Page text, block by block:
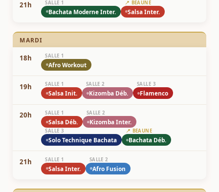
21h SALLE 1
Bachata Moderne Inter.
📍 BEAUNE
Salsa Inter.
MARDI
18h SALLE 1
Afro Workout
19h SALLE 1
Salsa Init.
SALLE 2
Kizomba Déb.
SALLE 3
Flamenco
20h SALLE 1
Salsa Déb.
SALLE 2
Kizomba Inter.
SALLE 3
Solo Technique Bachata
📍 BEAUNE
Bachata Déb.
21h SALLE 1
Salsa Inter.
SALLE 2
Afro Fusion